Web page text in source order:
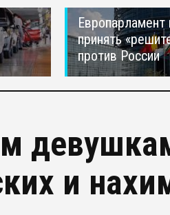
Европарламент
принять
против России
и